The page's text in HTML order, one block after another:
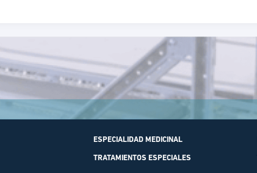
ESPECIALIDAD MEDICINAL
TRATAMIENTOS ESPECIALES